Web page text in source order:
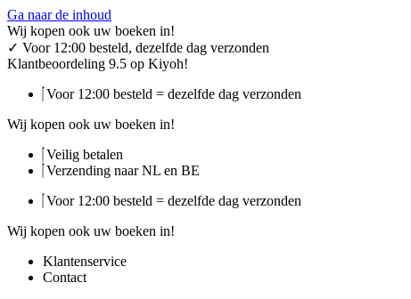
Ga naar de inhoud
Wij kopen ook uw boeken in!
✓ Voor 12:00 besteld, dezelfde dag verzonden
Klantbeoordeling 9.5 op Kiyoh!
Voor 12:00 besteld = dezelfde dag verzonden
Wij kopen ook uw boeken in!
Veilig betalen
Verzending naar NL en BE
Voor 12:00 besteld = dezelfde dag verzonden
Wij kopen ook uw boeken in!
Klantenservice
Contact